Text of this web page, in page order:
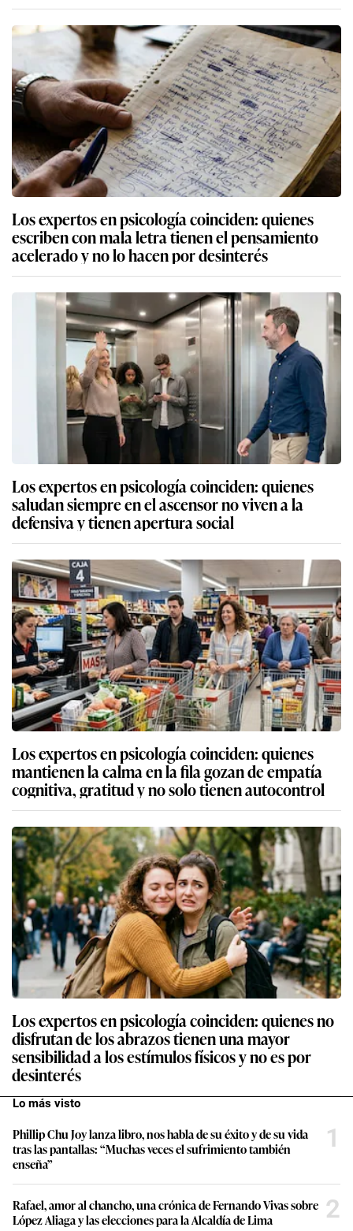
Los expertos en psicología coinciden: quienes
escriben con mala letra tienen el pensamiento
acelerado y no lo hacen por desinterés
Los expertos en psicología coinciden: quienes
saludan siempre en el ascensor no viven a la
defensiva y tienen apertura social
Los expertos en psicología coinciden: quienes
mantienen la calma en la fila gozan de empatía
cognitiva, gratitud y no solo tienen autocontrol
Los expertos en psicología coinciden: quienes no
disfrutan de los abrazos tienen una mayor
sensibilidad a los estímulos físicos y no es por
desinterés
Lo más visto
Phillip Chu Joy lanza libro, nos habla de su éxito y de su vida
tras las pantallas: “Muchas veces el sufrimiento también
enseña”
1
Rafael, amor al chancho, una crónica de Fernando Vivas sobre
López Aliaga y las elecciones para la Alcaldía de Lima
2